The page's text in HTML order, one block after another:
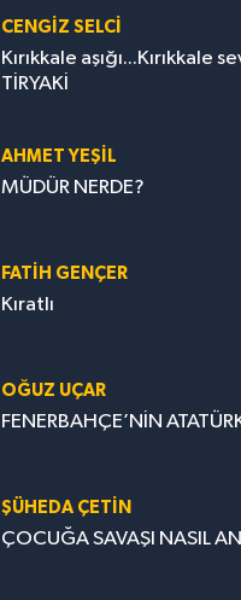
CENGİZ SELCİ
Kırıkkale aşığı...Kırıkkale
TİRYAKİ
AHMET YEŞİL
MÜDÜR NERDE?
FATIH GENÇER
Kıratlı
OĞUZ UÇAR
FENERBAHÇE’NİN
ŞÜHEDA ÇETİN
ÇOCUĞA SAVAŞI NASIL